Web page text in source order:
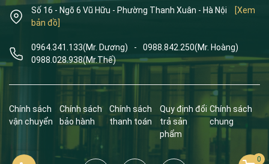
Số 16 - Ngõ 6 Vũ Hữu - Phường Thanh Xuân - Hà Nội
[Xem
bản đồ]
0964.341.133(Mr. Dương) - 0988.842.250(Mr. Hoàng)
0988.028.938(Mr.Thế)
Chính sách
vận chuyển
Chính sách
bảo hành
Chính sách
thanh toán
Quy định đổi
trả sản
phẩm
Chính sách
chung
0